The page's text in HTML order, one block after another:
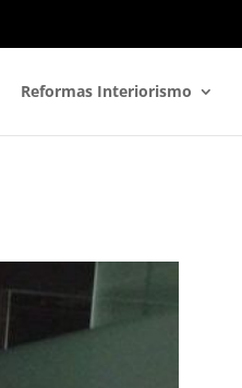
Reformas Interiorismo